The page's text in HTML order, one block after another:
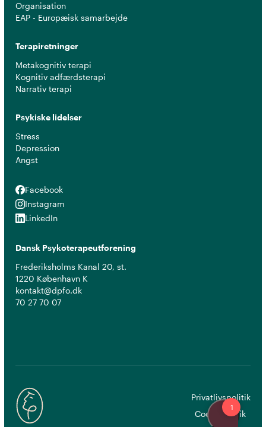
Organisation
EAP - Europæisk samarbejde
Terapiretninger
Metakognitiv terapi
Kognitiv adfærdsterapi
Narrativ terapi
Psykiske lidelser
Stress
Depression
Angst
Facebook
Facebook
Instagram
Instagram
LinkedIn
LinkedIn
Dansk Psykoterapeutforening
Frederiksholms Kanal 20, st.
1220 København K
kontakt@dpfo.dk
70 27 70 07
Privatlivspolitik
Cookiepolitik